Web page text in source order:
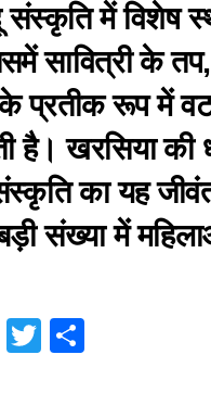
संस्कृति में विशेष
सावित्री के
प्रतीक रूप में वट
है। खरसिया की
का यह
संख्या में
Facebook
Twitter